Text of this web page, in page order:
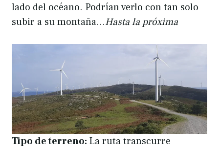
lado del océano. Podrían verlo con tan solo
subir a su montaña…Hasta la próxima
Tipo de terreno: La ruta transcurre